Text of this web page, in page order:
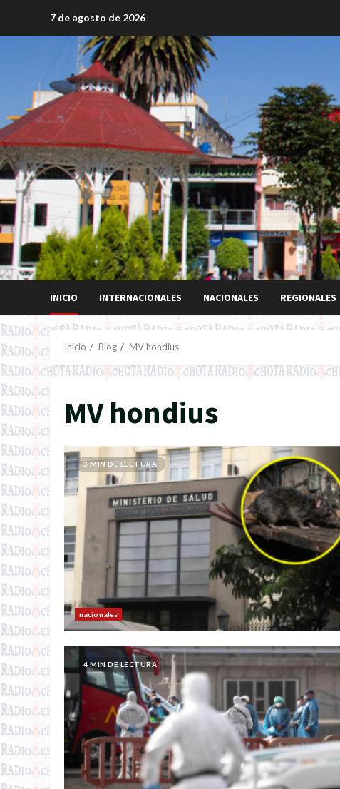
7 de agosto de 2026
INICIO INTERNACIONALES NACIONALES REGIONALES
Inicio Blog MV hondius
MV hondius
3 MIN DE LECTURA
nacionales
4 MIN DE LECTURA